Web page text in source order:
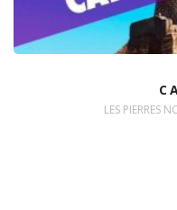
LES PIERRES